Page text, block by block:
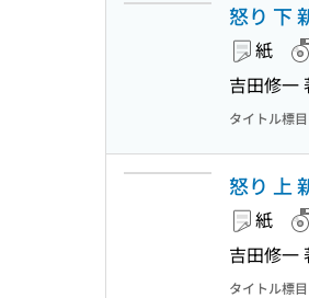
怒り 下
紙
吉田修一
タイトル標目
怒り 上
紙
吉田修一
タイトル標目